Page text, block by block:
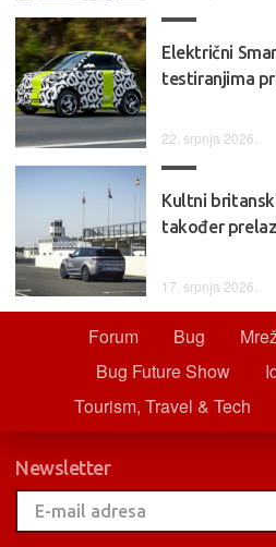
Električni
testiranjima
22. srpnja 2026.
Kultni
također
17. srpnja 2026.
Forum Bug
Bug Future Show
Tourism, Travel & Tech
Newsletter